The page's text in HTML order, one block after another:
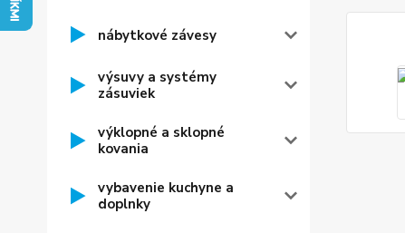
nábytkové závesy
výsuvy a systémy
zásuviek
výklopné a sklopné
kovania
vybavenie kuchyne a
doplnky